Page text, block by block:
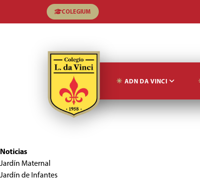
COLEGIUM
ADN DA VINCI
Noticias
Jardín Maternal
Jardín de Infantes